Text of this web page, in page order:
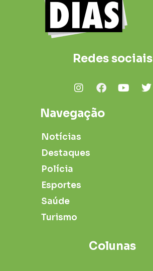
Redes sociais
Navegação
Notícias
Destaques
Polícia
Esportes
Saúde
Turismo
Colunas